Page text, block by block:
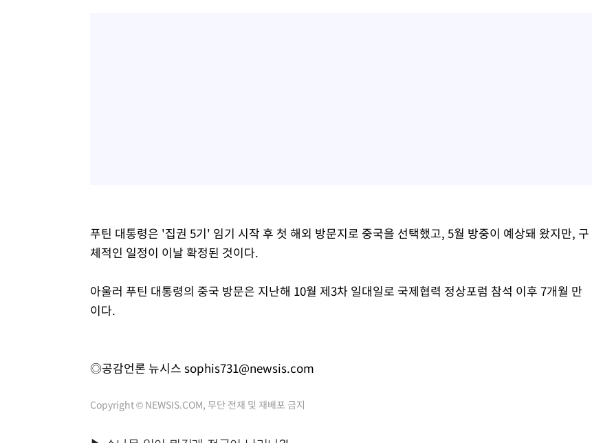
푸틴 대통령은 '집권 5기' 임기 시작 후 첫 해외 방문지로 중국을 선택했고, 5월 방중이 예상돼 왔지만, 구
체적인 일정이 이날 확정된 것이다.
아울러 푸틴 대통령의 중국 방문은 지난해 10월 제3차 일대일로 국제협력 정상포럼 참석 이후 7개월 만
이다.
◎공감언론 뉴시스 sophis731@newsis.com
Copyright © NEWSIS.COM, 무단 전재 및 재배포 금지